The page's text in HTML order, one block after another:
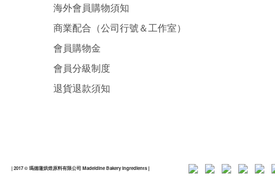
海外會員購物須知
商業配合（公司行號＆工作室）
會員購物金
會員分級制度
退貨退款須知
| 2017 © 瑪德蓮烘焙原料有限公司 Madeldine Bakery Ingredients|